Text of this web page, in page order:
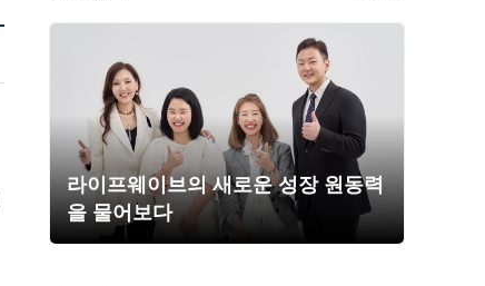
라이프웨이브의 새로운 성장 원동력
을 물어보다